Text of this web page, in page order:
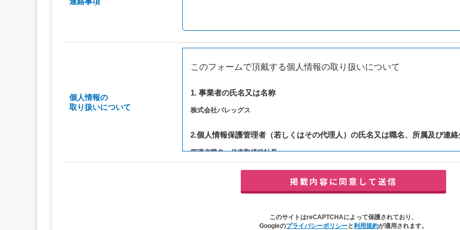
個人情報の
取り扱いについて
このフォームで頂戴する個人情報の取り扱いについて
1. 事業者の氏名又は名称
株式会社バレッグス
2.個人情報保護管理者（若しくはその代理人）の氏名又は職名、所属及び連絡
管理者職名：代表取締役社長
連絡先：privacy@balleggs.co.jp
（2）ご相談の対応（本人への連絡を含む）のため
（3）当サイトの各種サービスおよびサービスに関連した各種情報のメールによるご案内の
このサイトはreCAPTCHAによって保護されており、
Googleのプライバシーポリシーと利用規約が適用されます。